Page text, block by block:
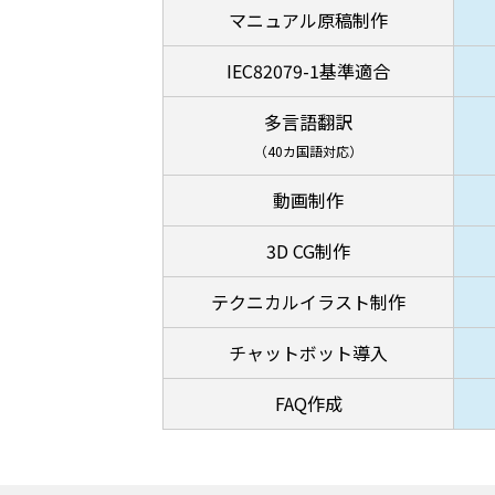
マニュアル原稿制作
IEC82079-1基準適合
多言語翻訳
（40カ国語対応）
動画制作
3D CG制作
テクニカルイラスト制作
チャットボット導入
FAQ作成